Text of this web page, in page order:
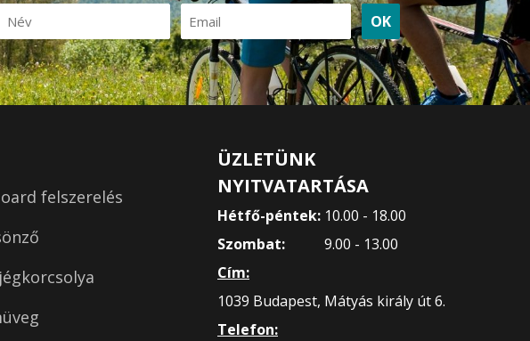
OK
felszerelés
ÜZLETÜNK
NYITVATARTÁSA
Hétfő-péntek: 10.00 - 18.00
Szombat:
9.00 - 13.00
Cím:
1039 Budapest, Mátyás király út 6.
Telefon: